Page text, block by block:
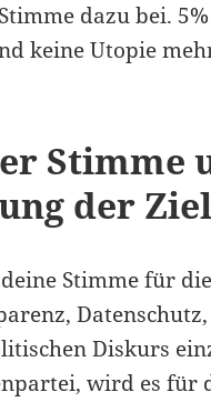
dazu bei.
keine Utopie
Stimme
der
Stimme für
Diskurs
wird es für